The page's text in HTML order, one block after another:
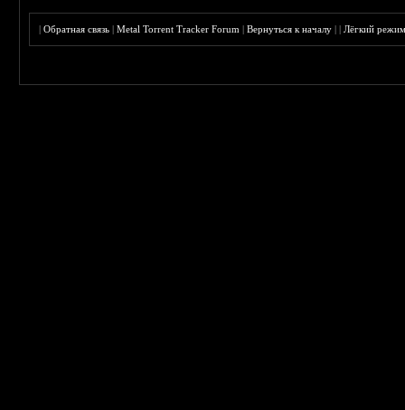
|Обратная связь |Metal Torrent Tracker Forum |Вернуться к началу ||Лёгкий